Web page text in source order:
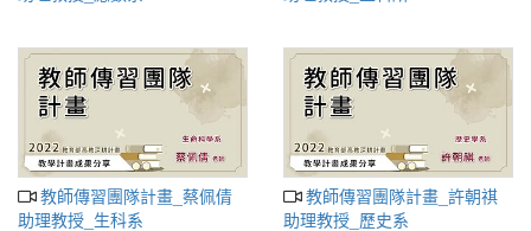
教師傳習團隊計畫_蔡佩倩
助理教授_生科系
教師傳習團隊計畫_許朝祺
助理教授_歷史系